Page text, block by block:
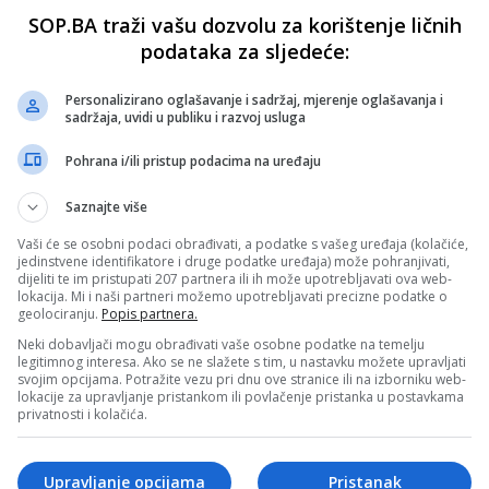
SOP.BA traži vašu dozvolu za korištenje ličnih
podataka za sljedeće:
Personalizirano oglašavanje i sadržaj, mjerenje oglašavanja i
sadržaja, uvidi u publiku i razvoj usluga
Pohrana i/ili pristup podacima na uređaju
Saznajte više
Vaši će se osobni podaci obrađivati, a podatke s vašeg uređaja (kolačiće,
jedinstvene identifikatore i druge podatke uređaja) može pohranjivati,
dijeliti te im pristupati 207 partnera ili ih može upotrebljavati ova web-
lokacija. Mi i naši partneri možemo upotrebljavati precizne podatke o
geolociranju. Popis partnera.
Neki dobavljači mogu obrađivati vaše osobne podatke na temelju
legitimnog interesa. Ako se ne slažete s tim, u nastavku možete upravljati
svojim opcijama. Potražite vezu pri dnu ove stranice ili na izborniku web-
lokacije za upravljanje pristankom ili povlačenje pristanka u postavkama
privatnosti i kolačića.
Pristanak
Upravljanje opcijama